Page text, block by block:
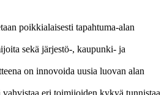
poikkialaisesti tapahtuma-alan
sekä järjestö-, kaupunki- ja
on innovoida uusia luovan alan
vahvistaa eri toimijoiden kykyä tunnistaa